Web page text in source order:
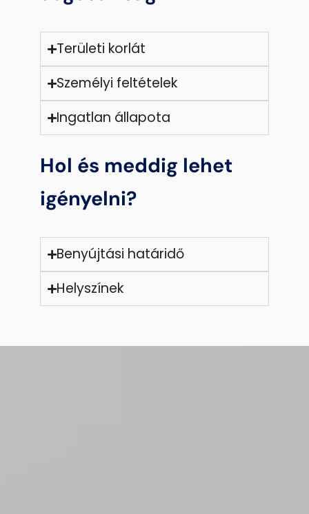
Területi korlát
Személyi feltételek
Ingatlan állapota
Hol és meddig lehet
igényelni?
Benyújtási határidő
Helyszínek